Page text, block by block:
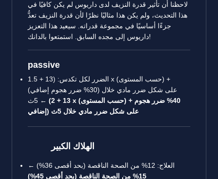
لاحظنا أن تأثير قدرة النزيف لدى داريوس لم يكن كافيًا في
هذا التحديث، ولم يكن هذا مثاليًا نظرًا لأن قدرة النزيف تعدُّ
جزءًا أساسيًا في مجموعة قدراته. سيعيد هذا التعزيز
داريوس إلى مجده السابق. استمتعوا بالدانك!
passive
الضرر لكل تكدس: (13 + 1.5 x (حسب المستوى) +
(30% ضرر هجوم إضافي) على شكل ضرر مادي خلال
5ث ← (13 + 2 x (حسب المستوى) + 40% ضرر هجوم
إضافي) على شكل ضرر مادي خلال 5ث
الهلاك الكبير
العلاج: 12% من الصحة الناقصة (بحد أقصى 36%) ←
15% من الصحة الناقصة (بحد أقصى 45%)